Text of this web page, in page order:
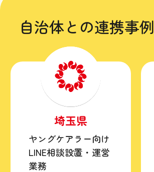
自治体との連携事例
埼玉県
ヤングケアラー向け
LINE相談設置・運営
業務